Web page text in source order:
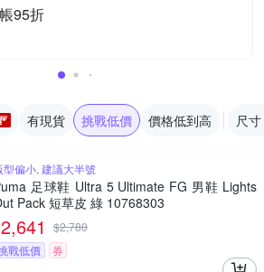
95折
有現貨 挑戰低價 價格低到高 尺寸
型偏小, 建議大半號
足球鞋 Ultra 5 Ultimate FG 男鞋 Lights
Pack 短草皮 綠 10768303
2,641 $2,780
戰低價
券